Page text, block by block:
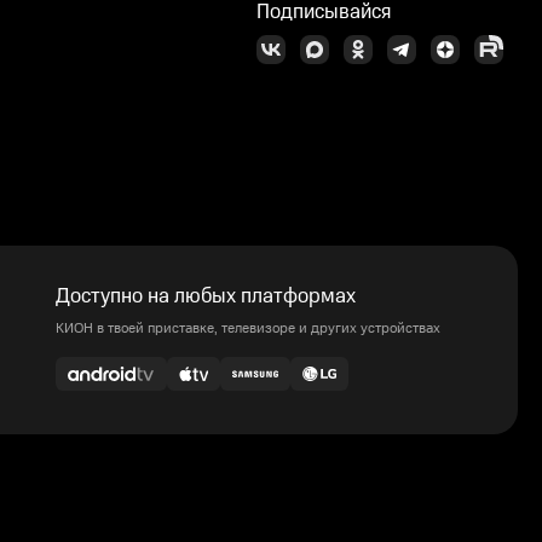
Подписывайся
Доступно на любых платформах
КИОН в твоей приставке, телевизоре и других устройствах